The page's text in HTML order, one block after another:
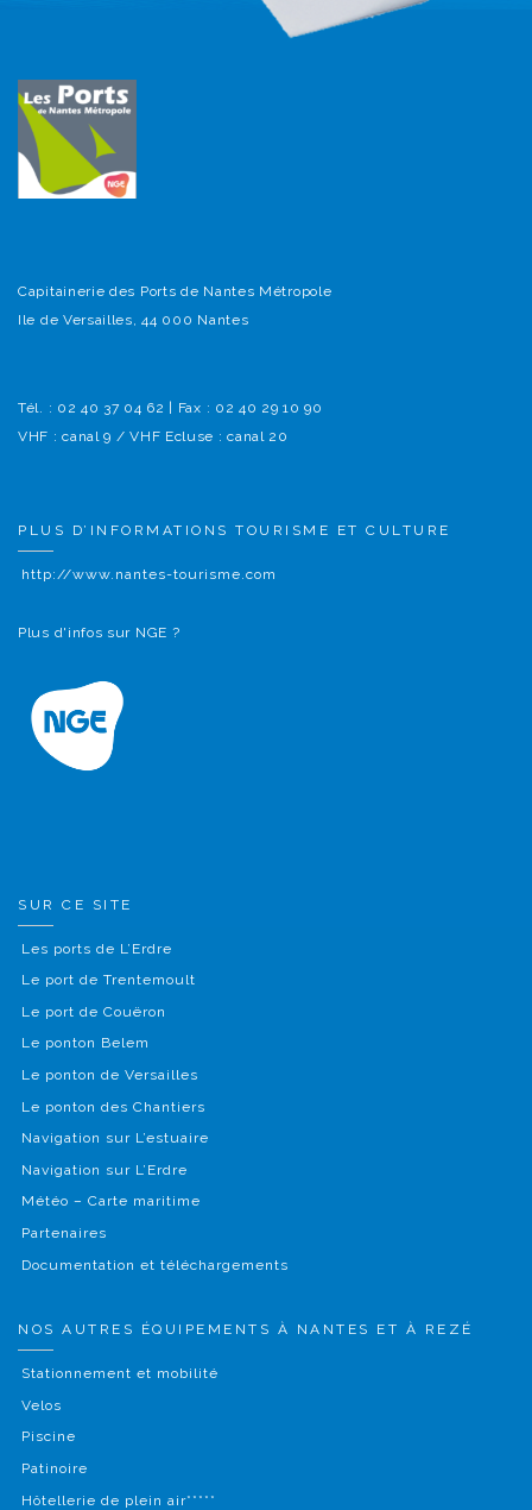
Capitainerie des Ports de Nantes Métropole
Ile de Versailles, 44 000 Nantes
Tél. : 02 40 37 04 62 | Fax : 02 40 29 10 90
VHF : canal 9 / VHF Ecluse : canal 20
PLUS D’INFORMATIONS TOURISME ET CULTURE
http://www.nantes-tourisme.com
Plus d'infos sur NGE ?
SUR CE SITE
Les ports de L’Erdre
Le port de Trentemoult
Le port de Couëron
Le ponton Belem
Le ponton de Versailles
Le ponton des Chantiers
Navigation sur L’estuaire
Navigation sur L’Erdre
Météo – Carte maritime
Partenaires
Documentation et téléchargements
NOS AUTRES ÉQUIPEMENTS À NANTES ET À REZÉ
Stationnement et mobilité
Velos
Piscine
Patinoire
Hôtellerie de plein air*****